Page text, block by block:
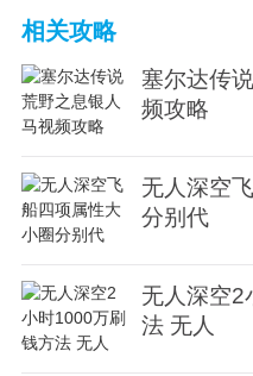
相关攻略
塞尔达传
频攻略
无人深空
分别代
无人深空2
法 无人